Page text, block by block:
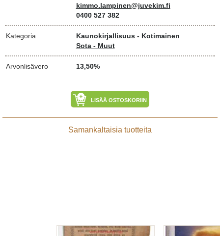
kimmo.lampinen@juvekim.fi
0400 527 382
Kategoria
Kaunokirjallisuus - Kotimainen
Sota - Muut
Arvonlisävero 13,50%
LISÄÄ OSTOSKORIIN
Samankaltaisia tuotteita